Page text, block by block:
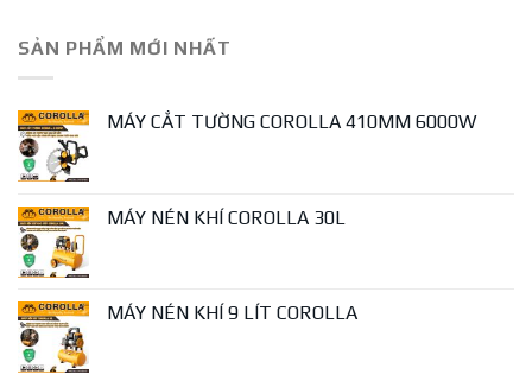
SẢN PHẨM MỚI NHẤT
MÁY CẮT TƯỜNG COROLLA 410MM 6000W
MÁY NÉN KHÍ COROLLA 30L
MÁY NÉN KHÍ 9 LÍT COROLLA